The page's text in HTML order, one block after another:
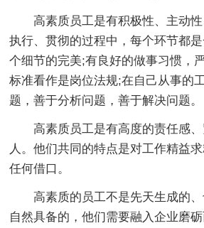
高素质员工是有积极性、主动
执行、贯彻的过程中，每个环节都
个细节的完美;有良好的做事习惯，
标准看作是岗位法规;在自己从事的
题，善于分析问题，善于解决问题。
高素质员工是有高度的责任感
人。他们共同的特点是对工作精益
任何借口。
高素质的员工不是先天生成的
自然具备的，他们需要融入企业磨